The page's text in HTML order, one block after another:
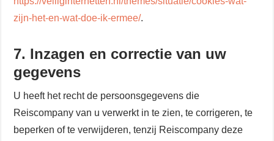
zijn-het-en-wat-doe-ik-ermee/.
7. Inzagen en correctie van uw
gegevens
U heeft het recht de persoonsgegevens die
Reiscompany van u verwerkt in te zien, te corrigeren, te
beperken of te verwijderen, tenzij Reiscompany deze